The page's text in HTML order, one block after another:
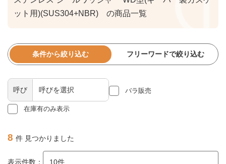
ット用)(SUS304+NBR) の商品一覧
条件から絞り込む フリーワードで絞り込む
呼び バラ販売
在庫有のみ表示
8 件 見つかりました
表示件数：